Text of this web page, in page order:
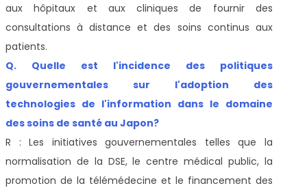
aux hôpitaux et aux cliniques de fournir des
consultations à distance et des soins continus aux
patients.
Q. Quelle est l'incidence des politiques
gouvernementales sur l'adoption des
technologies de l'information dans le domaine
des soins de santé au Japon?
R : Les initiatives gouvernementales telles que la
normalisation de la DSE, le centre médical public, la
promotion de la télémédecine et le financement des